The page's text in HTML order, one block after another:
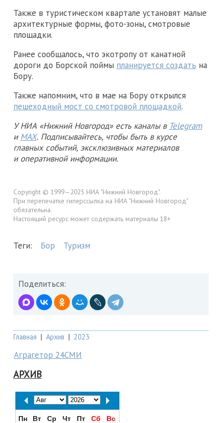
Также в туристическом квартале установят малые
архитектурные формы, фото-зоны, смотровые
площадки.
Ранее сообщалось, что экотропу от канатной
дороги до Борской поймы планируется создать на
Бору.
Также напомним, что в мае на Бору открылся
пешеходный мост со смотровой площадкой.
У НИА «Нижний Новгород» есть каналы в Telegram
и MAX. Подписывайтесь, чтобы быть в курсе
главных событий, эксклюзивных материалов
и оперативной информации.
Copyright © 1999—2025 НИА "Нижний Новгород".
При перепечатке гиперссылка на НИА "Нижний Новгород"
обязательна.
Настоящий ресурс может содержать материалы 18+
Теги: Бор Туризм
Поделиться:
Главная | Архив | 2023
Аграгетор 24СМИ
АРХИВ
Пн Вт Ср Чт Пт Сб
Вс